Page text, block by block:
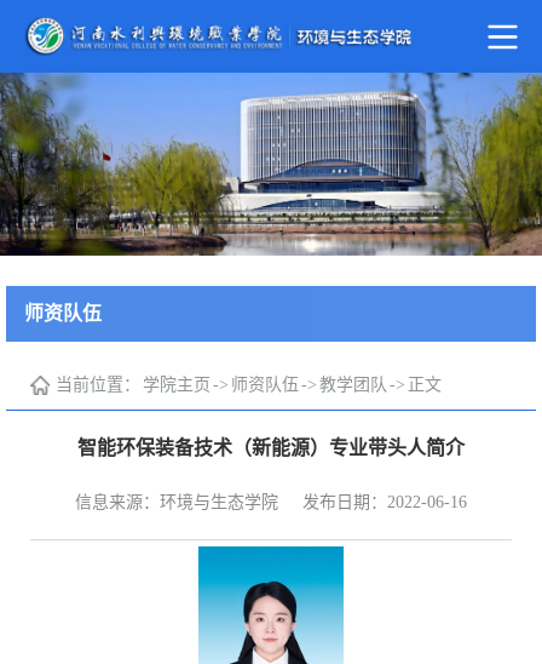
师资队伍
当前位置： 学院主页 -> 师资队伍 -> 教学团队 -> 正文
智能环保装备技术（新能源）专业带头人简介
信息来源：环境与生态学院 发布日期：2022-06-16